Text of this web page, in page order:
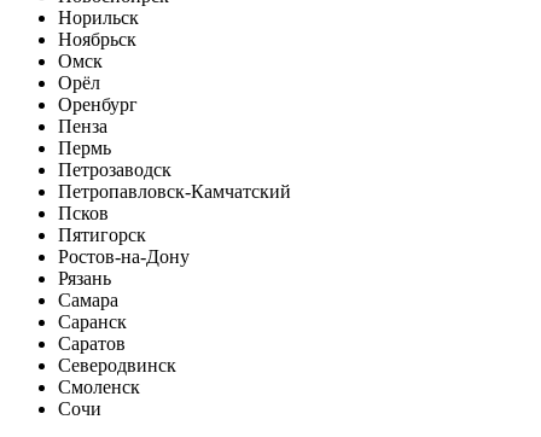
Норильск
Ноябрьск
Омск
Орёл
Оренбург
Пенза
Пермь
Петрозаводск
Петропавловск-Камчатский
Псков
Пятигорск
Ростов-на-Дону
Рязань
Самара
Саранск
Саратов
Северодвинск
Смоленск
Сочи